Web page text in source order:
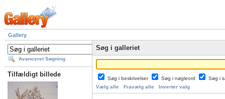
Gallery
Avanceret Søgning
Tilfældigt billede
Søg i galleriet
Søg i beskrivelser Søg i nøgleord
Søg i
Vælg alle
Fravælg alle Inverter valg